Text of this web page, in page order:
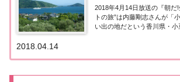
2018年4月14日放送の『朝だ
トの旅”は内藤剛志さんが「
い出の地だという香川県・小
など地元の味に舌鼓！など
2018.04.14